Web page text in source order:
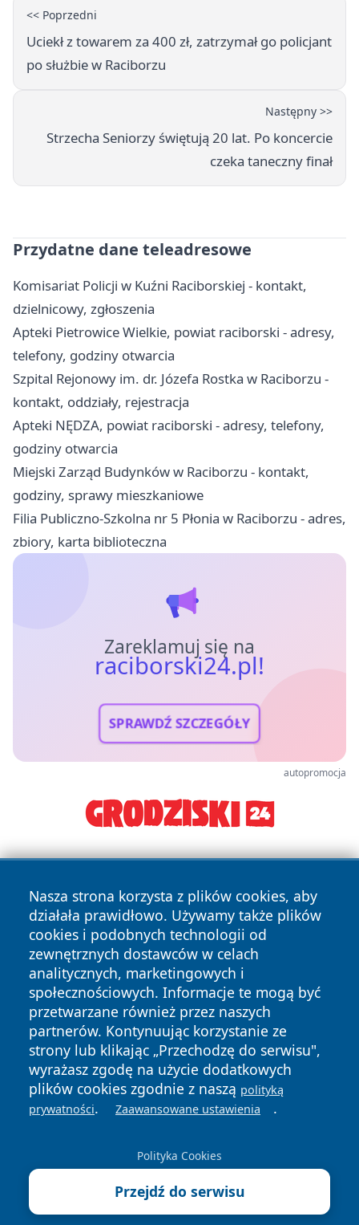
<< Poprzedni
Uciekł z towarem za 400 zł, zatrzymał go policjant
po służbie w Raciborzu
Następny >>
Strzecha Seniorzy świętują 20 lat. Po koncercie
czeka taneczny finał
Przydatne dane teleadresowe
Komisariat Policji w Kuźni Raciborskiej - kontakt,
dzielnicowy, zgłoszenia
Apteki Pietrowice Wielkie, powiat raciborski - adresy,
telefony, godziny otwarcia
Szpital Rejonowy im. dr. Józefa Rostka w Raciborzu -
kontakt, oddziały, rejestracja
Apteki NĘDZA, powiat raciborski - adresy, telefony,
godziny otwarcia
Miejski Zarząd Budynków w Raciborzu - kontakt,
godziny, sprawy mieszkaniowe
Filia Publiczno-Szkolna nr 5 Płonia w Raciborzu - adres,
zbiory, karta biblioteczna
Zareklamuj się na
raciborski24.pl!
SPRAWDŹ SZCZEGÓŁY
autopromocja
Nasza strona korzysta z plików cookies, aby
działała prawidłowo. Używamy także plików
cookies i podobnych technologii od
zewnętrznych dostawców w celach
analitycznych, marketingowych i
społecznościowych. Informacje te mogą być
przetwarzane również przez naszych
partnerów. Kontynuując korzystanie ze
strony lub klikając „Przechodzę do serwisu",
wyrażasz zgodę na użycie dodatkowych
plików cookies zgodnie z naszą polityką
prywatności. Zaawansowane ustawienia .
Polityka Cookies
Przejdź do serwisu
Copyright © 2026 raciborski24.pl Wszystkie prawa
zastrzeżone.
News Autorzy
Polityka
Prywatności
Polityka
Cookies